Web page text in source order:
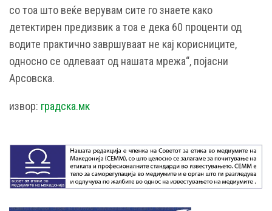
со тоа што веќе верувам сите го знаете како
детектирен предизвик а тоа е дека 60 проценти од
водите практично завршуваат не кај корисниците,
односно се одлеваат од нашата мрежа“, појасни
Арсовска.
извор: градска.мк